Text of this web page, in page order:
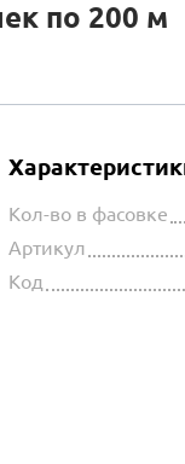
по 200 м
Кол-во в фасовке
Артикул
Код